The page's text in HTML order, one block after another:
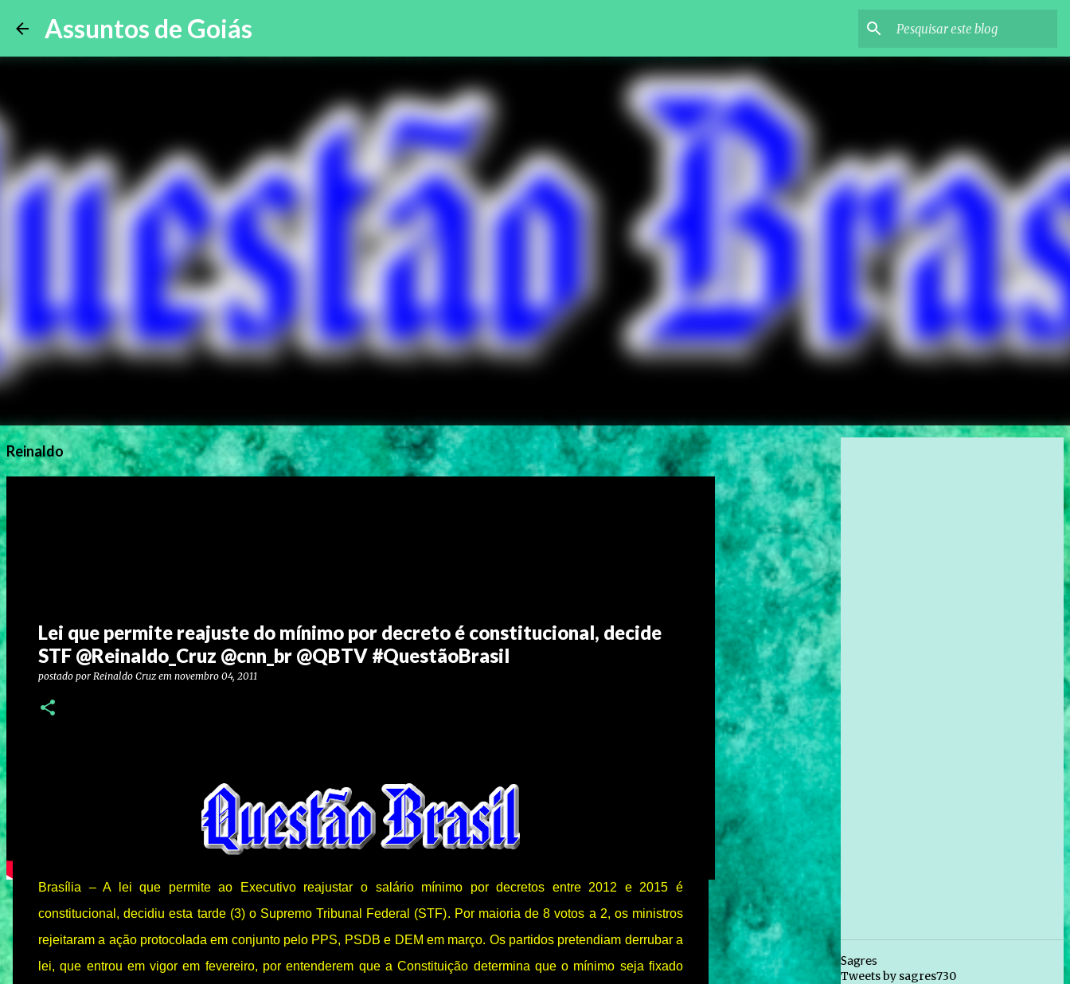
Assuntos de Goiás
Reinaldo
Lei que permite reajuste do mínimo por decreto é constitucional, decide
STF @Reinaldo_Cruz @cnn_br @QBTV #QuestãoBrasil
postado por Reinaldo Cruz em novembro 04, 2011
Brasília – A lei que permite ao Executivo reajustar o salário mínimo por decretos entre 2012 e 2015 é
constitucional, decidiu esta tarde (3) o Supremo Tribunal Federal (STF). Por maioria de 8 votos a 2, os ministros
rejeitaram a ação protocolada em conjunto pelo PPS, PSDB e DEM em março. Os partidos pretendiam derrubar a
lei, que entrou em vigor em fevereiro, por entenderem que a Constituição determina que o mínimo seja fixado
Sagres
Tweets by sagres730